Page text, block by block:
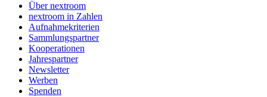
Über nextroom
nextroom in Zahlen
Aufnahmekriterien
Sammlungspartner
Kooperationen
Jahrespartner
Newsletter
Werben
Spenden